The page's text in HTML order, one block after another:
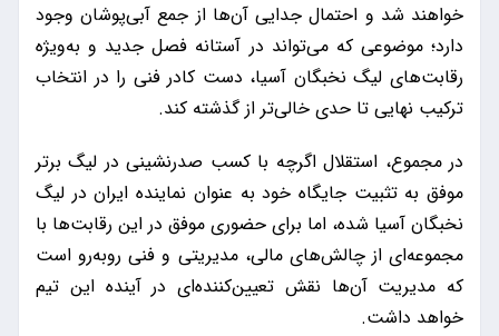
خواهند شد و احتمال جدایی آن‌ها از جمع آبی‌پوشان وجود
دارد؛ موضوعی که می‌تواند در آستانه فصل جدید و به‌ویژه
رقابت‌های لیگ نخبگان آسیا، دست کادر فنی را در انتخاب
ترکیب نهایی تا حدی خالی‌تر از گذشته کند.
در مجموع، استقلال اگرچه با کسب صدرنشینی در لیگ برتر
موفق به تثبیت جایگاه خود به عنوان نماینده ایران در لیگ
نخبگان آسیا شده، اما برای حضوری موفق در این رقابت‌ها با
مجموعه‌ای از چالش‌های مالی، مدیریتی و فنی روبه‌رو است
که مدیریت آن‌ها نقش تعیین‌کننده‌ای در آینده این تیم
خواهد داشت.